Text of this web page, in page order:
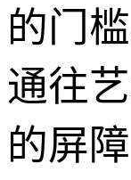
的门
通往
的屏